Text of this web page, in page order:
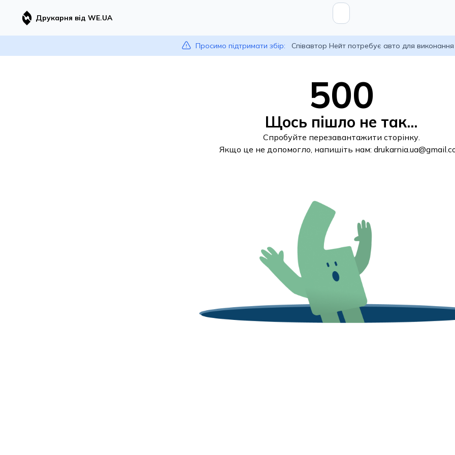
Друкарня від WE.UA
Просимо підтримати збір: Співавтор Нейт потребує авто для
500
Щось пішло не так...
Спробуйте перезавантажити сторінку.
Якщо це не допомогло, напишіть нам: